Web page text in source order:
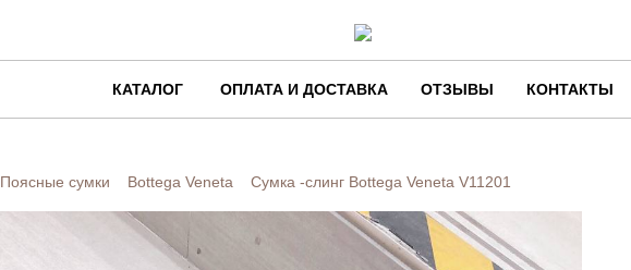
КАТАЛОГ ОПЛАТА И ДОСТАВКА ОТЗЫВЫ КОНТАКТЫ
Поясные сумки Bottega Veneta Сумка -слинг Bottega Veneta V11201